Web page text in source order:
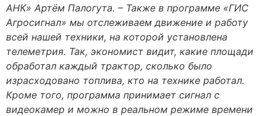
АНК» Артём Палогута. – Также в программе «ГИС
Агросигнал» мы отслеживаем движение и работу
всей нашей техники, на которой установлена
телеметрия. Так, экономист видит, какие площади
обработал каждый трактор, сколько было
израсходовано топлива, кто на технике работал.
Кроме того, программа принимает сигнал с
видеокамер и можно в реальном режиме времени